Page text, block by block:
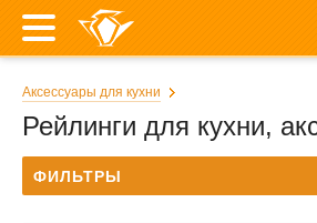
Аксессуары для кухни
Рейлинги для кухни,
ФИЛЬТРЫ